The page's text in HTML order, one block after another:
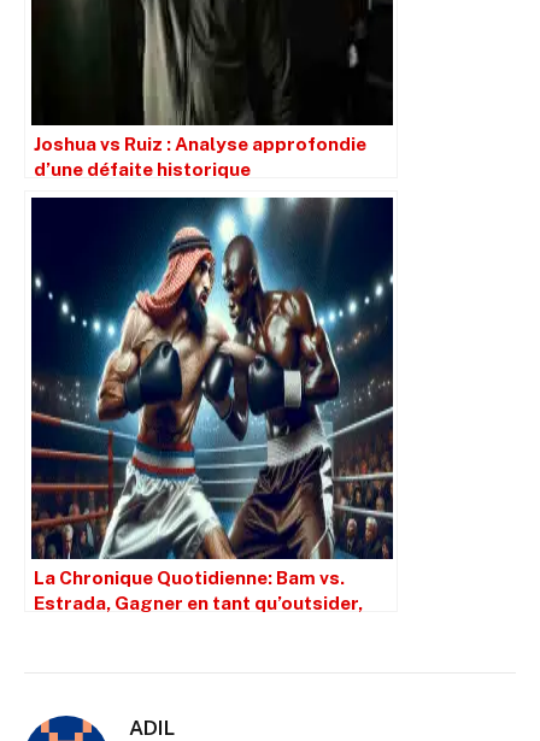
Joshua vs Ruiz : Analyse approfondie
d’une défaite historique
La Chronique Quotidienne: Bam vs.
Estrada, Gagner en tant qu’outsider,
ADIL